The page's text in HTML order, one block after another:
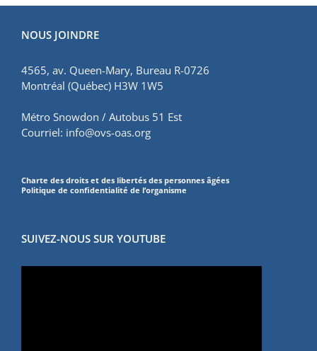
NOUS JOINDRE
4565, av. Queen-Mary, Bureau R-0726
Montréal (Québec) H3W 1W5
Métro Snowdon / Autobus 51 Est
Courriel: info@ovs-oas.org
Charte des droits et des libertés des personnes âgées
Politique de confidentialité de l’organisme
SUIVEZ-NOUS SUR YOUTUBE